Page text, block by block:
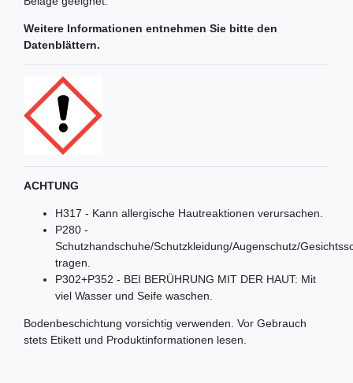
Weitere Informationen entnehmen Sie bitte den
Datenblättern.
ACHTUNG
H317 - Kann allergische Hautreaktionen verursachen.
P280 -
Schutzhandschuhe/Schutzkleidung/Augenschutz/
tragen.
P302+P352 - BEI BERÜHRUNG MIT DER HAUT: Mit
viel Wasser und Seife waschen.
Bodenbeschichtung vorsichtig verwenden. Vor Gebrauch
stets Etikett und Produktinformationen lesen.